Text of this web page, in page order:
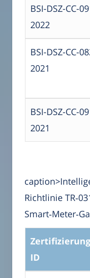
BSI-DSZ-CC-
2022
BSI-DSZ-CC-
2021
BSI-DSZ-CC-
2021
Richtlinie
ID